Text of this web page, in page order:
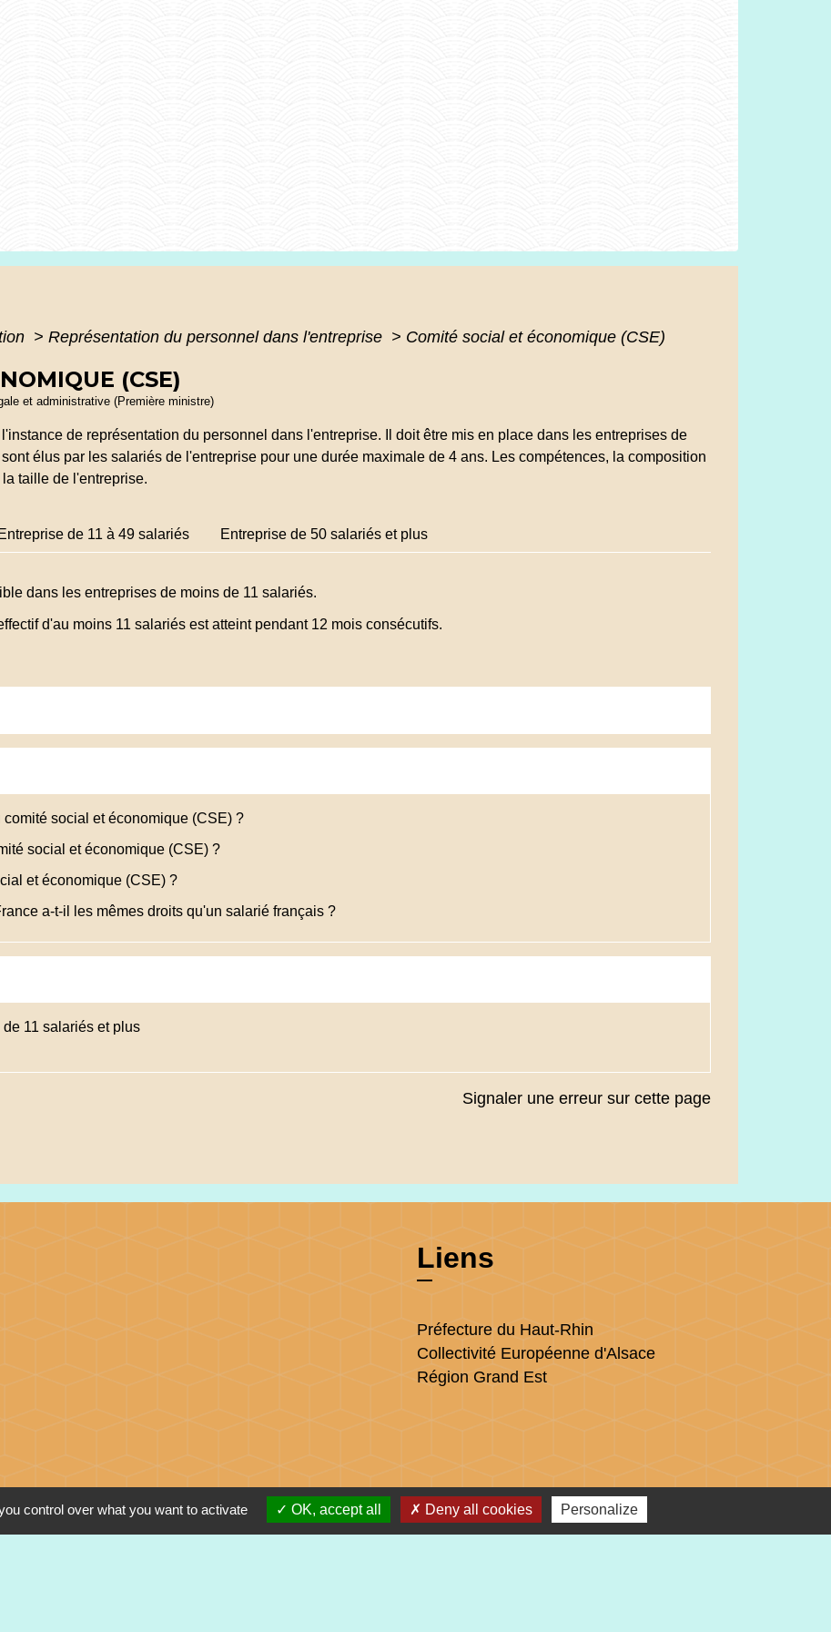
> Représentation du personnel dans l'entreprise > Comité social et économique (CSE)
(CSE)
et administrative (Première ministre)
de représentation du personnel dans l'entreprise. Il doit être mis en place dans les entreprises de
élus par les salariés de l'entreprise pour une durée maximale de 4 ans. Les compétences, la composition
taille de l'entreprise.
Entreprise de 11 à 49 salariés Entreprise de 50 salariés et plus
dans les entreprises de moins de 11 salariés.
d'au moins 11 salariés est atteint pendant 12 mois consécutifs.
social et économique (CSE) ?
social et économique (CSE) ?
et économique (CSE) ?
a-t-il les mêmes droits qu'un salarié français ?
11 salariés et plus
Signaler une erreur sur cette page
Liens
Préfecture du Haut-Rhin
Collectivité Européenne d'Alsace
Région Grand Est
control over what you want to activate OK, accept all Deny all cookies Personalize